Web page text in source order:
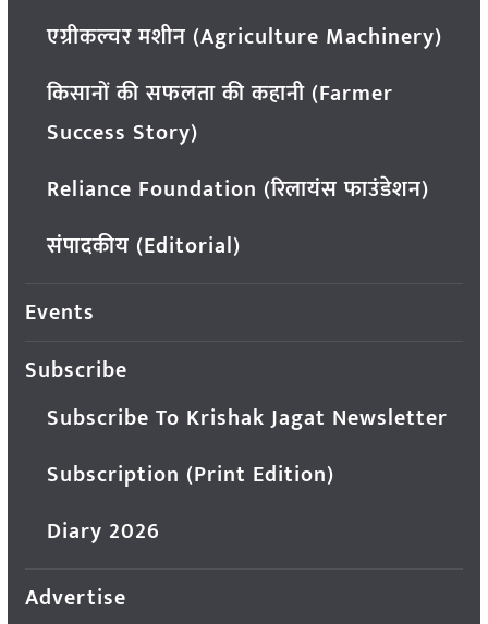
एग्रीकल्चर मशीन (Agriculture Machinery)
किसानों की सफलता की कहानी (Farmer
Success Story)
Reliance Foundation (रिलायंस फाउंडेशन)
संपादकीय (Editorial)
Events
Subscribe
Subscribe To Krishak Jagat Newsletter
Subscription (Print Edition)
Diary 2026
Advertise